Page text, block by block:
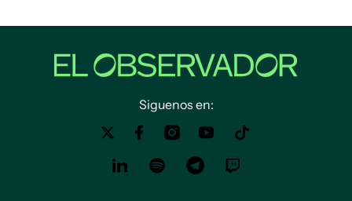
Siguenos en: